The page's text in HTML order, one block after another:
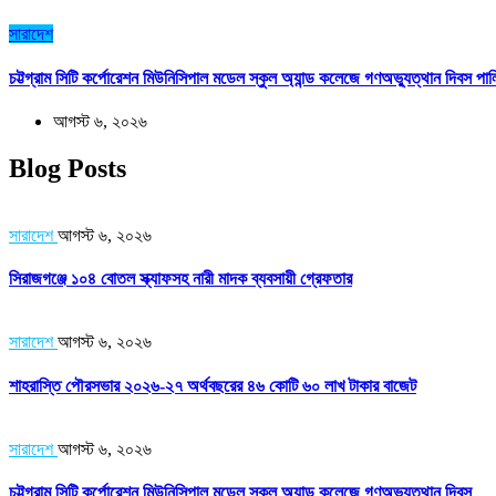
সারাদেশ
চট্টগ্রাম সিটি কর্পোরেশন মিউনিসিপাল মডেল স্কুল অ্যান্ড কলেজে গণঅভ্যুত্থান দিবস
আগস্ট ৬, ২০২৬
Blog Posts
সারাদেশ আগস্ট ৬, ২০২৬
সিরাজগঞ্জে ১০৪ বোতল স্ক্যাফসহ নারী মাদক ব্যবসায়ী গ্রেফতার
সারাদেশ আগস্ট ৬, ২০২৬
শাহরাস্তি পৌরসভার ২০২৬-২৭ অর্থবছরের ৪৬ কোটি ৬০ লাখ টাকার বাজেট
সারাদেশ আগস্ট ৬, ২০২৬
চট্টগ্রাম সিটি কর্পোরেশন মিউনিসিপাল মডেল স্কুল অ্যান্ড কলেজে গণঅভ্যুত্থান দিবস